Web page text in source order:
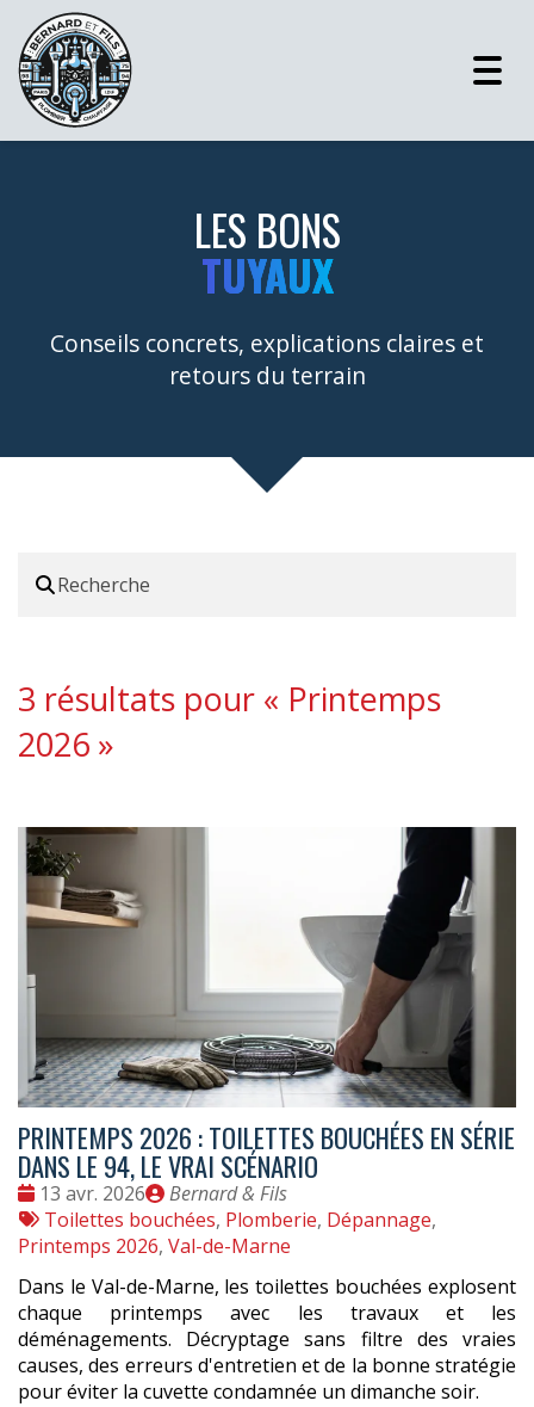
LES BONS
TUYAUX
Conseils concrets, explications claires et
retours du terrain
3 résultats pour « Printemps
2026 »
PRINTEMPS 2026 : TOILETTES BOUCHÉES EN SÉRIE
DANS LE 94, LE VRAI SCÉNARIO
Date
:
13 avr. 2026
Publié
par
Bernard & Fils
Tags
:
Toilettes bouchées, Plomberie, Dépannage,
Printemps 2026, Val-de-Marne
Dans le Val-de-Marne, les toilettes bouchées explosent
chaque printemps avec les travaux et les
déménagements. Décryptage sans filtre des vraies
causes, des erreurs d'entretien et de la bonne stratégie
pour éviter la cuvette condamnée un dimanche soir.